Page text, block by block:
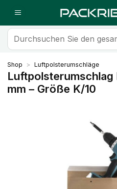
Inhalt
springen
Suchen
nach:
Shop > Luftpolsterumschläge
Luftpolsterumschlag
mm – Größe K/10